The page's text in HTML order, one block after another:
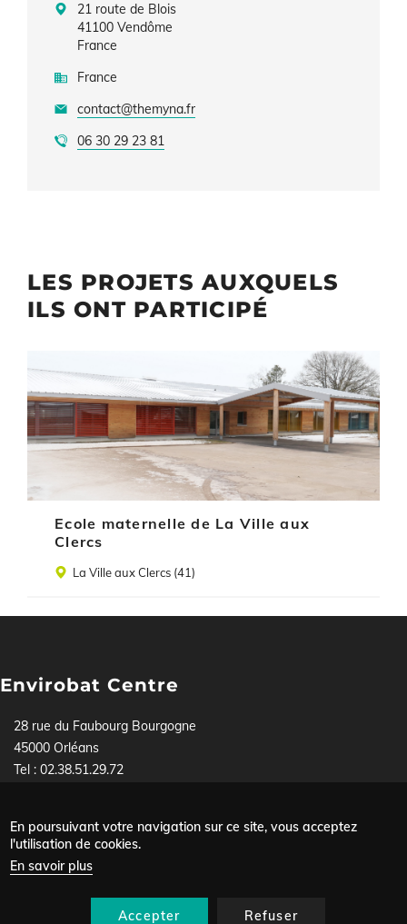
21 route de Blois
41100 Vendôme
France
France
contact@themyna.fr
06 30 29 23 81​
LES PROJETS AUXQUELS
ILS ONT PARTICIPÉ
Ecole maternelle de La Ville aux
Clercs
La Ville aux Clercs (41)
Envirobat Centre
28 rue du Faubourg Bourgogne
45000 Orléans
Tel : 02.38.51.29.72
Menu
Mentions légales
En poursuivant votre navigation sur ce site, vous acceptez
l'utilisation de cookies.
En savoir plus
Accepter Refuser